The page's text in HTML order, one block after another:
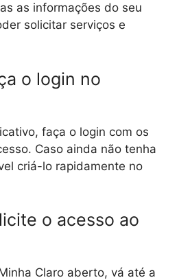
as informações do seu
solicitar serviços e
o login no
faça o login com os
Caso ainda não tenha
criá-lo rapidamente no
o acesso ao
Claro aberto, vá até a